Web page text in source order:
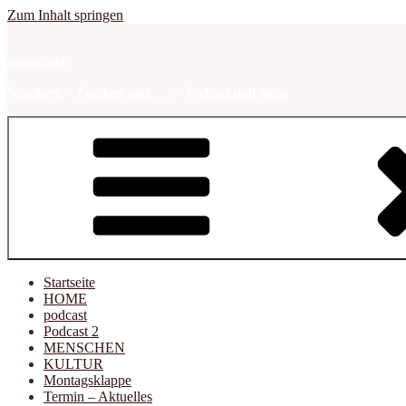
Zum Inhalt springen
Startseite
HOME
podcast
Podcast 2
MENSCHEN
KULTUR
Montagsklappe
Termin – Aktuelles